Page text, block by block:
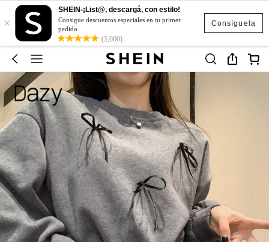
Consíguela
×
SHEIN-¡List@, descargá, con estilo!
Consigue descuentos especiales en tu primer
pedido
(5,000)